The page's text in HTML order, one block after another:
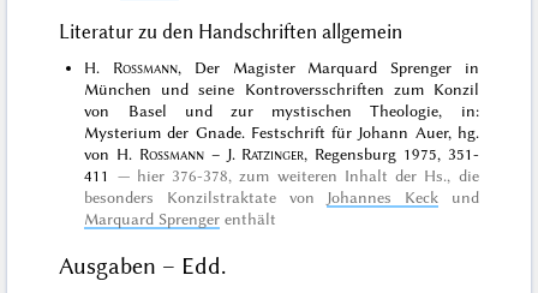
Literatur zu den Handschriften allgemein
H. Rossmann, Der Magister Marquard Sprenger in
München und seine Kontroversschriften zum Konzil
von Basel und zur mystischen Theologie, in:
Mysterium der Gnade. Festschrift für Johann Auer, hg.
von H. Rossmann– J. Ratzinger, Regensburg 1975, 351-
411
hier 376-378, zum weiteren Inhalt der Hs., die
besonders Konzilstraktate von
Johannes Keck und
Marquard Sprenger enthält
Ausgaben – Edd.